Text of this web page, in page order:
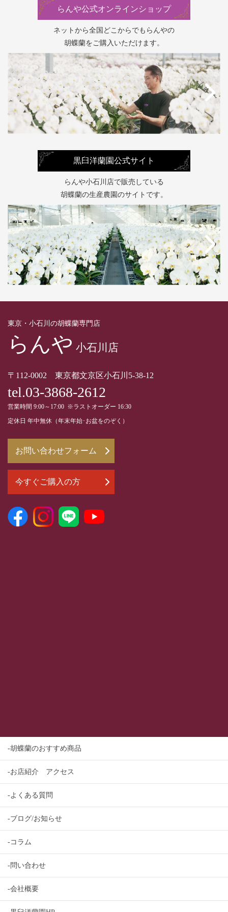
らんや公式オンラインショップ
ネットから全国どこからでもらんやの
胡蝶蘭をご購入いただけます。
黒臼洋蘭園公式サイト
らんや小石川店で販売している
胡蝶蘭の生産農園のサイトです。
東京・小石川の胡蝶蘭専門店
らんや 小石川店
〒112-0002 東京都文京区小石川5-38-12
tel.03-3868-2612
営業時間 9:00～17:00 ※ラストオーダー 16:30
定休日 年中無休（年末年始･お盆をのぞく）
お問い合わせフォーム
今すぐご購入の方
-胡蝶蘭のおすすめ商品
-お店紹介 アクセス
-よくある質問
-ブログ/お知らせ
-コラム
-問い合わせ
-会社概要